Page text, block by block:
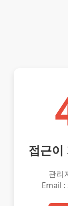
접근이
관리
Email